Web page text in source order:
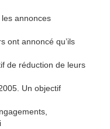
annonces
ont annoncé qu’ils
de réduction de leurs
Un objectif